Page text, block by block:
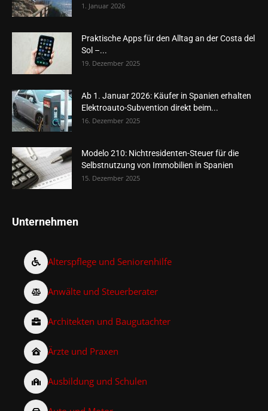
1. Januar 2026
Praktische Apps für den Alltag an der Costa del
Sol –...
19. Dezember 2025
Ab 1. Januar 2026: Käufer in Spanien erhalten
Elektroauto-Subvention direkt beim...
16. Dezember 2025
Modelo 210: Nichtresidenten-Steuer für die
Selbstnutzung von Immobilien in Spanien
15. Dezember 2025
Unternehmen
Alterspflege und Seniorenhilfe
Anwälte und Steuerberater
Architekten und Baugutachter
Ärzte und Praxen
Ausbildung und Schulen